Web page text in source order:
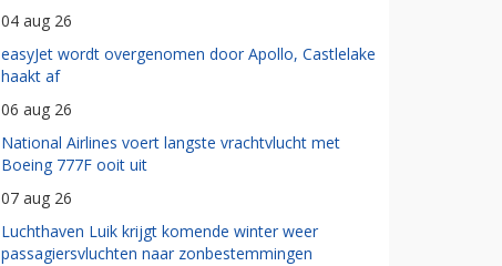
04 aug 26
easyJet wordt overgenomen door Apollo, Castlelake
haakt af
06 aug 26
National Airlines voert langste vrachtvlucht met
Boeing 777F ooit uit
07 aug 26
Luchthaven Luik krijgt komende winter weer
passagiersvluchten naar zonbestemmingen